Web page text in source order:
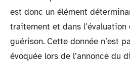
est donc un élément
traitement et dans l’évaluation
guérison. Cette donnée n’est
évoquée lors de l’annonce du